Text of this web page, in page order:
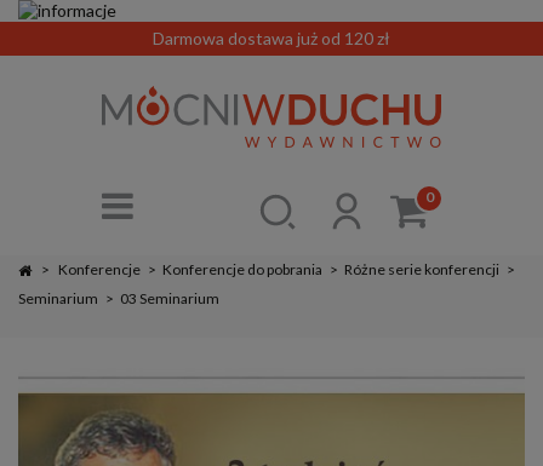
Darmowa dostawa już od 120 zł
0
> Konferencje > Konferencje do pobrania > Różne serie konferencji >
Seminarium > 03 Seminarium